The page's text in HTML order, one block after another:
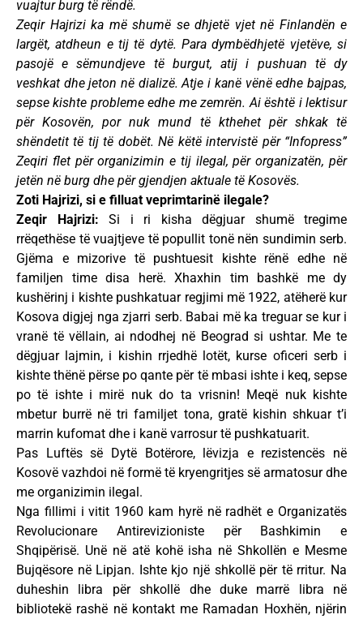
vuajtur burg të rëndë.
Zeqir Hajrizi ka më shumë se dhjetë vjet në Finlandën e
largët, atdheun e tij të dytë. Para dymbëdhjetë vjetëve, si
pasojë e sëmundjeve të burgut, atij i pushuan të dy
veshkat dhe jeton në dializë. Atje i kanë vënë edhe bajpas,
sepse kishte probleme edhe me zemrën. Ai është i lektisur
për Kosovën, por nuk mund të kthehet për shkak të
shëndetit të tij të dobët. Në këtë intervistë për “Infopress”
Zeqiri flet për organizimin e tij ilegal, për organizatën, për
jetën në burg dhe për gjendjen aktuale të Kosovës.
Zoti Hajrizi, si e filluat veprimtarinë ilegale?
Zeqir Hajrizi: Si i ri kisha dëgjuar shumë tregime
rrëqethëse të vuajtjeve të popullit tonë nën sundimin serb.
Gjëma e mizorive të pushtuesit kishte rënë edhe në
familjen time disa herë. Xhaxhin tim bashkë me dy
kushërinj i kishte pushkatuar regjimi më 1922, atëherë kur
Kosova digjej nga zjarri serb. Babai më ka treguar se kur i
vranë të vëllain, ai ndodhej në Beograd si ushtar. Me te
dëgjuar lajmin, i kishin rrjedhë lotët, kurse oficeri serb i
kishte thënë përse po qante për të mbasi ishte i keq, sepse
po të ishte i mirë nuk do ta vrisnin! Meqë nuk kishte
mbetur burrë në tri familjet tona, gratë kishin shkuar t’i
marrin kufomat dhe i kanë varrosur të pushkatuarit.
Pas Luftës së Dytë Botërore, lëvizja e rezistencës në
Kosovë vazhdoi në formë të kryengritjes së armatosur dhe
me organizimin ilegal.
Nga fillimi i vitit 1960 kam hyrë në radhët e Organizatës
Revolucionare Antirevizioniste për Bashkimin e
Shqipërisë. Unë në atë kohë isha në Shkollën e Mesme
Bujqësore në Lipjan. Ishte kjo një shkollë për të rritur. Na
duheshin libra për shkollë dhe duke marrë libra në
bibliotekë rashë në kontakt me Ramadan Hoxhën, njërin